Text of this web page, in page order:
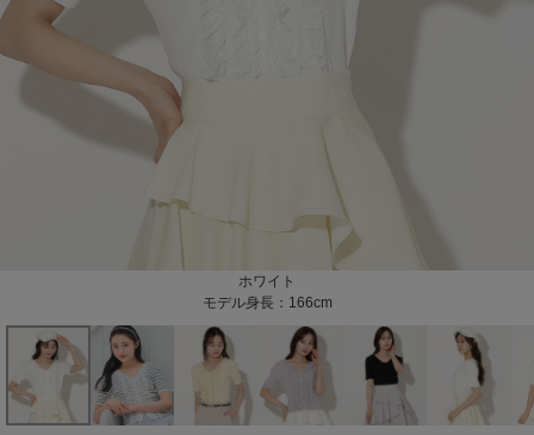
ホワイト
モデル身長：166cm
ホワイトボーダー
モデル身長：165cm
イエロー
モデル身長：166cm
ラベンダー
モデル身長：166cm
ブラック
モデル身長：166cm
モデル身長：166cm
モデル身長：166cm
モデル身長：166cm
モデル身長：166cm
モデル身長：165cm
モデル身長：165cm
モデル身長：165cm
モデル身長：165cm
モデル身長：165cm
モデル身長：166cm
モデル身長：166cm
モデル身長：166cm
モデル身長：166cm
モデル身長：166cm
モデル身長：166cm
モデル身長：166cm
モデル身長：166cm
モデル身長：166cm